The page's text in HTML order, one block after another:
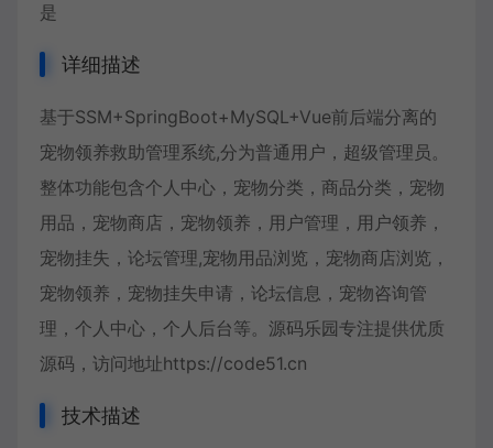
是
详细描述
基于SSM+SpringBoot+MySQL+Vue前后端分离的
宠物领养救助管理系统,分为普通用户，超级管理员。
整体功能包含个人中心，宠物分类，商品分类，宠物
用品，宠物商店，宠物领养，用户管理，用户领养，
宠物挂失，论坛管理,宠物用品浏览，宠物商店浏览，
宠物领养，宠物挂失申请，论坛信息，宠物咨询管
理，个人中心，个人后台等。源码乐园专注提供优质
源码，访问地址https://code51.cn
技术描述